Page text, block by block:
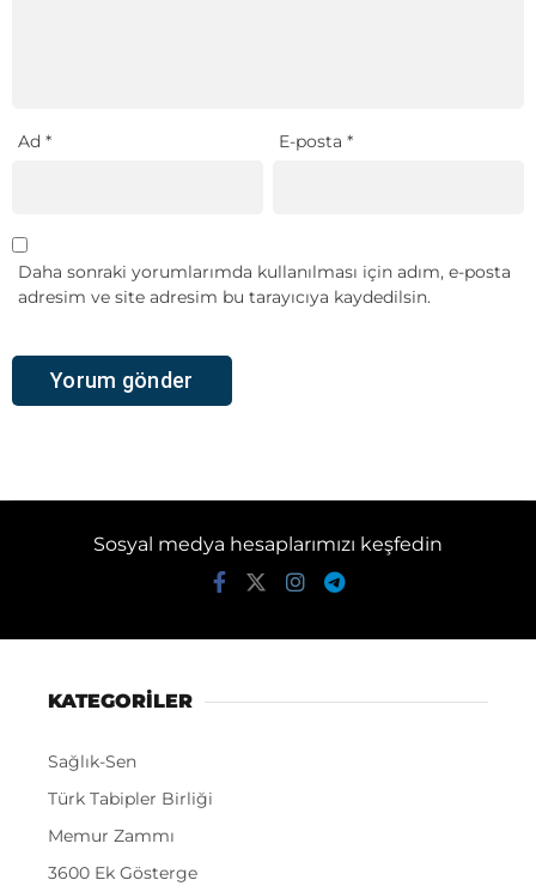
Ad * E-posta*
Daha sonraki yorumlarımda kullanılması için adım, e-posta
adresim ve site adresim bu tarayıcıya kaydedilsin.
Sosyal medya hesaplarımızı keşfedin
KATEGORİLER
Sağlık-Sen
Türk Tabipler Birliği
Memur Zammı
3600 Ek Gösterge